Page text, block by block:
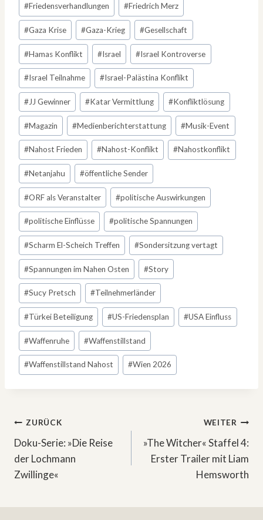
#Friedensverhandlungen #Friedrich Merz
#Gaza Krise #Gaza-Krieg #Gesellschaft
#Hamas Konflikt #Israel #Israel Kontroverse
#Israel Teilnahme #Israel-Palästina Konflikt
#JJ Gewinner #Katar Vermittlung #Konfliktlösung
#Magazin #Medienberichterstattung #Musik-Event
#Nahost Frieden #Nahost-Konflikt #Nahostkonflikt
#Netanjahu #öffentliche Sender
#ORF als Veranstalter #politische Auswirkungen
#politische Einflüsse #politische Spannungen
#Scharm El-Scheich Treffen #Sondersitzung vertagt
#Spannungen im Nahen Osten #Story
#Sucy Pretsch #Teilnehmerländer
#Türkei Beteiligung #US-Friedensplan #USA Einfluss
#Waffenruhe #Waffenstillstand
#Waffenstillstand Nahost #Wien 2026
Beitragsnavigation
ZURÜCK
Doku-Serie: »Die Reise
der Lochmann
Zwillinge«
WEITER
»The Witcher« Staffel 4:
Erster Trailer mit Liam
Hemsworth